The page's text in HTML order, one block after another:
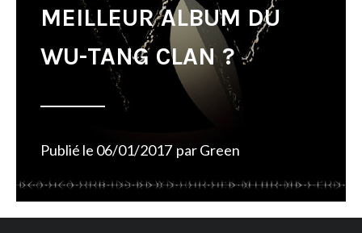
MEILLEUR ALBUM DU
WU-TANG CLAN ?
Publié le 06/01/2017 parGreen